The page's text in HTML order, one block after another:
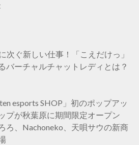
次ぐ新しい仕事！「こえだけっ」
バーチャルチャットレディとは？
esports SHOP」初のポップアッ
プが秋葉原に期間限定オープン
ろ、Nachoneko、天唄サウの新商